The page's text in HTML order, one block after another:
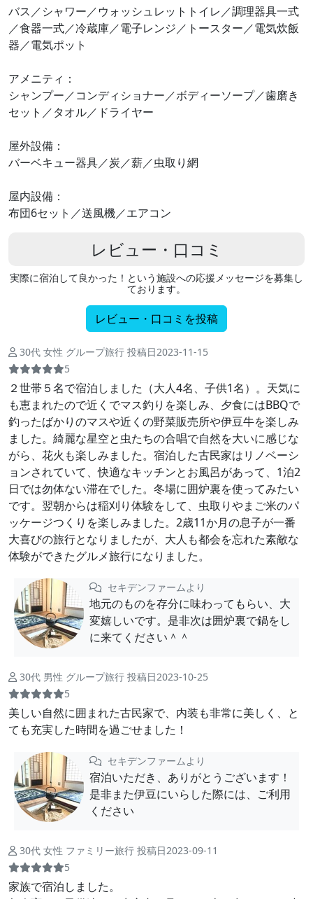
バス／シャワー／ウォッシュレットトイレ／調理器具一式
／食器一式／冷蔵庫／電子レンジ／トースター／電気炊飯
器／電気ポット
アメニティ：
シャンプー／コンディショナー／ボディーソープ／歯磨き
セット／タオル／ドライヤー
屋外設備：
バーベキュー器具／炭／薪／虫取り網
屋内設備：
布団6セット／送風機／エアコン
レビュー・口コミ
実際に宿泊して良かった！という施設への応援メッセージを募集し
ております。
レビュー・口コミを投稿
30代 女性 グループ旅行 投稿日2023-11-15
5
２世帯５名で宿泊しました（大人4名、子供1名）。天気に
も恵まれたので近くでマス釣りを楽しみ、夕食にはBBQで
釣ったばかりのマスや近くの野菜販売所や伊豆牛を楽しみ
ました。綺麗な星空と虫たちの合唱で自然を大いに感じな
がら、花火も楽しみました。宿泊した古民家はリノベーシ
ョンされていて、快適なキッチンとお風呂があって、1泊2
日では勿体ない滞在でした。冬場に囲炉裏を使ってみたい
です。翌朝からは稲刈り体験をして、虫取りやまご米のパ
ッケージつくりを楽しみました。2歳11か月の息子が一番
大喜びの旅行となりましたが、大人も都会を忘れた素敵な
体験ができたグルメ旅行になりました。
セキデンファームより
地元のものを存分に味わってもらい、大
変嬉しいです。是非次は囲炉裏で鍋をし
に来てください＾＾
30代 男性 グループ旅行 投稿日2023-10-25
5
美しい自然に囲まれた古民家で、内装も非常に美しく、と
ても充実した時間を過ごせました！
セキデンファームより
宿泊いただき、ありがとうございます！
是非また伊豆にいらした際には、ご利用
ください
30代 女性 ファミリー旅行 投稿日2023-09-11
5
家族で宿泊しました。